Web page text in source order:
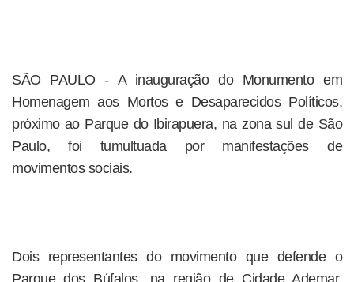
SÃO PAULO - A inauguração do Monumento em
Homenagem aos Mortos e Desaparecidos Políticos,
próximo ao Parque do Ibirapuera, na zona sul de São
Paulo, foi tumultuada por manifestações de
movimentos sociais.
Dois representantes do movimento que defende o
Parque dos Búfalos, na região de Cidade Ademar,